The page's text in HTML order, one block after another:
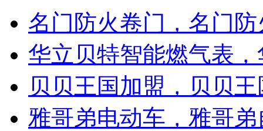
名门防火卷门，名门防
华立贝特智能燃气表
贝贝王国加盟，贝贝
雅哥弟电动车，雅哥